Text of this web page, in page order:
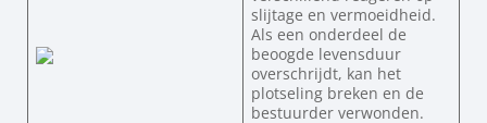
slijtage en vermoeidheid.
Als een onderdeel de
beoogde levensduur
overschrijdt, kan het
plotseling breken en de
bestuurder verwonden.